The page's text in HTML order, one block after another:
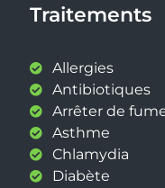
Traitements
Allergies
Antibiotiques
Arrêter de
Asthme
Chlamydia
Diabète